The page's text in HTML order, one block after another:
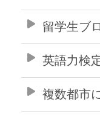
留学生ブ
英語力検
複数都市